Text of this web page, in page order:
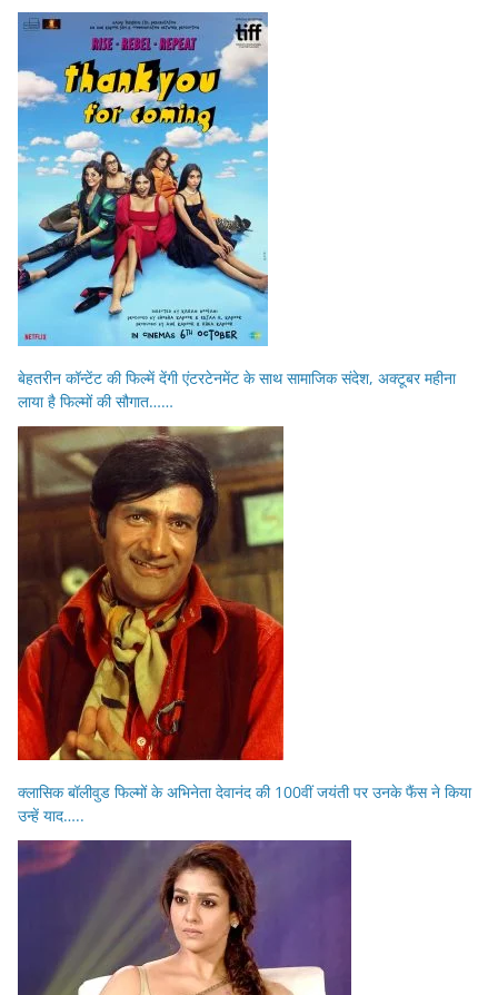
बेहतरीन कॉन्टेंट की फिल्में देंगी एंटरटेनमेंट के साथ सामाजिक संदेश, अक्टूबर महीना
लाया है फिल्मों की सौगात……
क्लासिक बॉलीवुड फिल्मों के अभिनेता देवानंद की 100वीं जयंती पर उनके फैंस ने किया
उन्हें याद…..